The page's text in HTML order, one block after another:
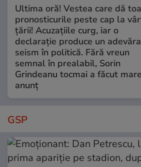
Ultima oră! Vestea care dă
pronosticurile peste cap la
țării! Acuzațiile curg, iar o
declarație produce un
seism în politică. Fără vreun
semnal în prealabil, Sorin
Grindeanu tocmai a făcut
anunț
GSP